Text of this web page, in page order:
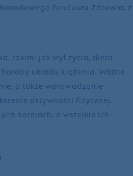
Funduszu Zdrowia, z
takimi jak styl życia, dieta
układu krążenia. Ważne
a także wprowadzanie
aktywności fizycznej.
normach, a wszelkie ich